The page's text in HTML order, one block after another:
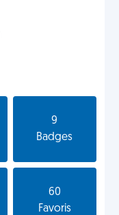
9
Badges
60
Favoris